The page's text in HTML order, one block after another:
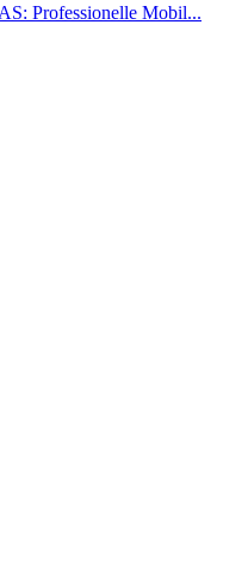
Professionelle Mobil...